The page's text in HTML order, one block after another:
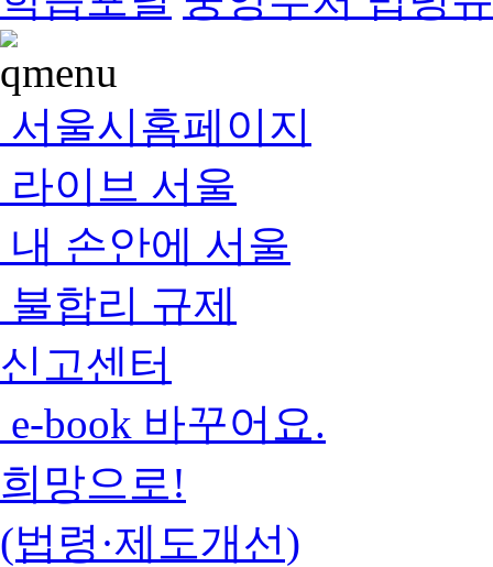
서울시홈페이지
라이브 서울
내 손안에 서울
불합리 규제
신고센터
e-book 바꾸어요.
희망으로!
(법령·제도개선)